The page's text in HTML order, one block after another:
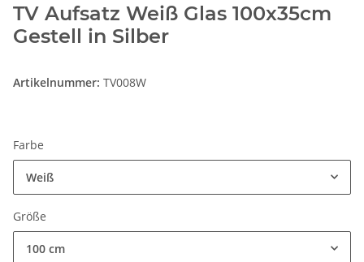
TV Aufsatz Weiß Glas 100x35cm
Gestell in Silber
Artikelnummer: TV008W
Farbe
Weiß
Größe
100 cm